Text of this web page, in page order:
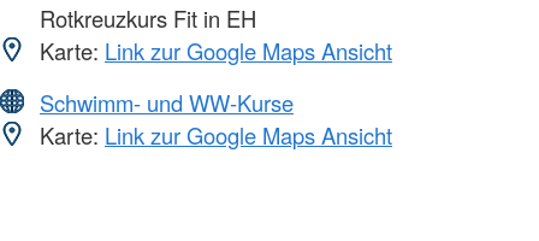
Rotkreuzkurs Fit in EH
Karte: Link zur Google Maps Ansicht
Schwimm- und WW-Kurse
Karte: Link zur Google Maps Ansicht